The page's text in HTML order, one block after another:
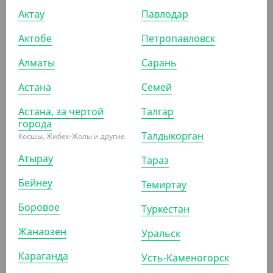
4 767
Швабра 120 см, с распылителем для мытья полов,
АРТ. 71102
2 135.30
(2 135.30₸
Швабра ПВА 120 см, с телескопической ручкой
Актау
Актобе
Алматы
Астана
Астана, за чертой
города
Косшы, Жибек-Жолы и другие
Атырау
Бейнеу
Боровое
Жанаозен
Караганда
Павлодар
Петропавловск
Сарань
Семей
Талгар
Талдыкорган
Тараз
Темиртау
Туркестан
Уральск
Усть-Каменогорск